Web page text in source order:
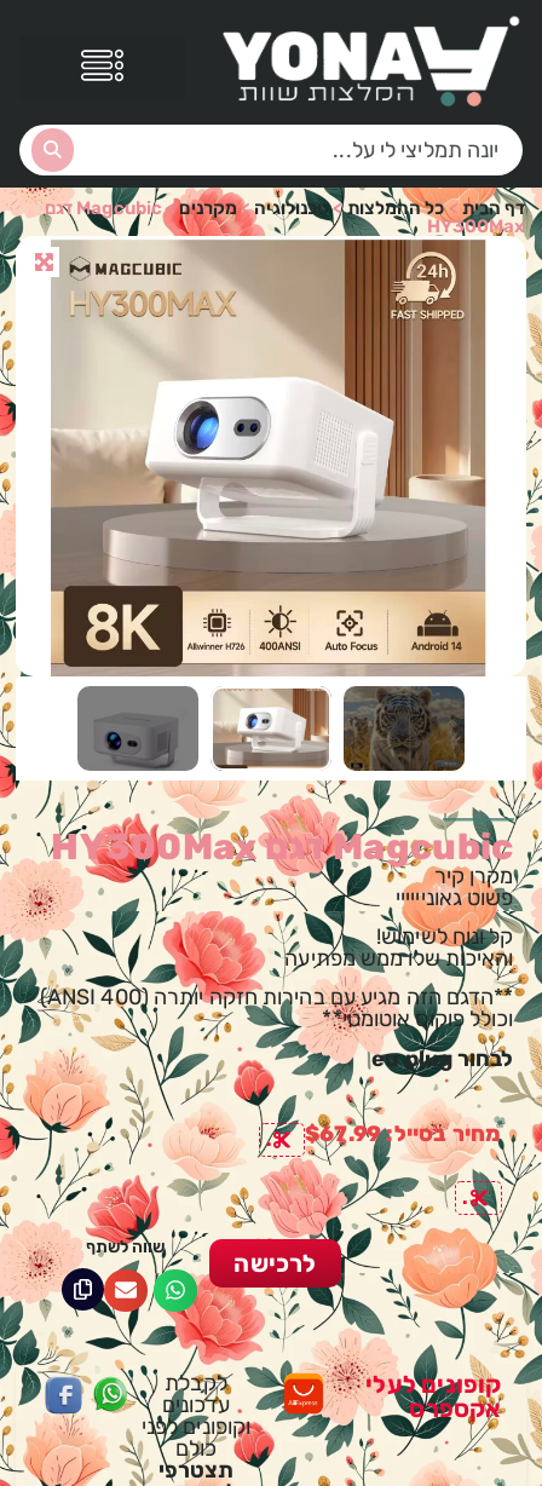
דף הבית>כל ההמלצות>טכנולוגיה>מקרנים>
Magcubic דגם
HY300Max
Magcubic דגם HY300Max
מקרן קיר
פשוט גאוניייייי
קל ונוח לשימוש!
והאיכות שלו ממש מפתיעה
**הדגם הזה מגיע עם בהירות חזקה יותרה (400 ANSI)
וכולל פוקוס אוטומטי**
לבחור eu plug
מחיר בסייל: $67.99 .
.
שווה לשתף
לרכישה
לקבלת
עדכונים
וקופונים לפני
כולם
תצטרפי
קופונים לעלי
אקספרס